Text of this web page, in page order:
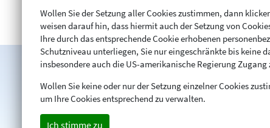
Wollen Sie der Setzung aller Cookies zustimmen, dann
weisen darauf hin, dass hiermit auch der Setzung von
Ihre durch das entsprechende Cookie erhobenen
Schutzniveau unterliegen, Sie nur eingeschränkte bis keine
insbesondere auch die US-amerikanische Regierung
Wollen Sie keine oder nur der Setzung einzelner Cookies
um Ihre Cookies entsprechend zu verwalten.
Ich stimme zu